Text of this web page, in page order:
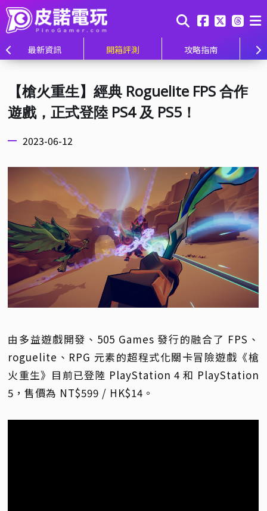
最新資訊 開箱評測 攻略指南
【槍火重生】經典 Roguelite FPS 合作
遊戲，正式登陸 PS4 及 PS5！
2023-06-12
由多益遊戲開發、505 Games 發行的融合了 FPS、
roguelite、RPG 元素的超程式化關卡冒險遊戲《槍
火重生》目前已登陸 PlayStation 4 和 PlayStation
5，售價為 NT$599 / HK$14。